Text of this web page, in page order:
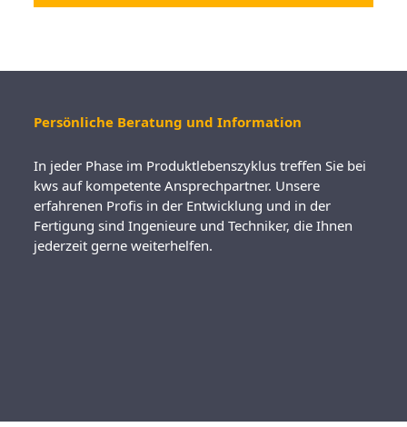
Persönliche Beratung und Information
In jeder Phase im Produktlebenszyklus treffen Sie bei
kws auf kompetente Ansprechpartner. Unsere
erfahrenen Profis in der Entwicklung und in der
Fertigung sind Ingenieure und Techniker, die Ihnen
jederzeit gerne weiterhelfen.